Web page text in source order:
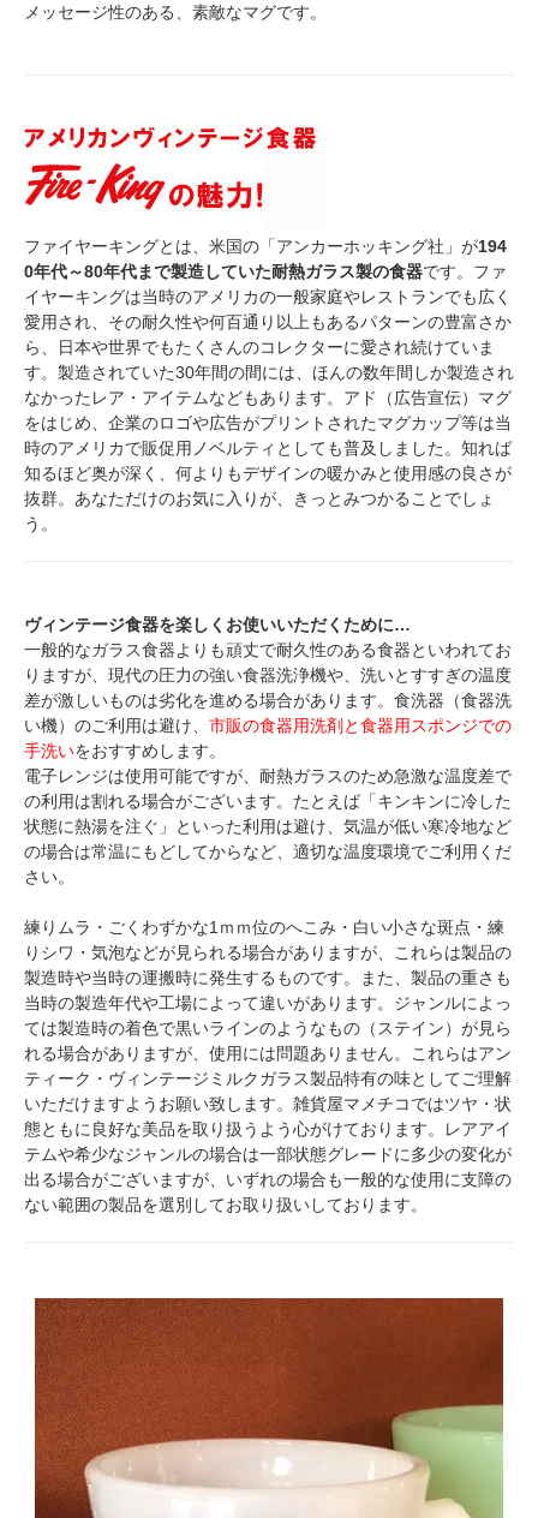
メッセージ性のある、素敵なマグです。
ファイヤーキングとは、米国の「アンカーホッキング社」が194
0年代～80年代まで製造していた耐熱ガラス製の食器です。ファ
イヤーキングは当時のアメリカの一般家庭やレストランでも広く
愛用され、その耐久性や何百通り以上もあるパターンの豊富さか
ら、日本や世界でもたくさんのコレクターに愛され続けていま
す。製造されていた30年間の間には、ほんの数年間しか製造され
なかったレア・アイテムなどもあります。アド（広告宣伝）マグ
をはじめ、企業のロゴや広告がプリントされたマグカップ等は当
時のアメリカで販促用ノベルティとしても普及しました。知れば
知るほど奥が深く、何よりもデザインの暖かみと使用感の良さが
抜群。あなただけのお気に入りが、きっとみつかることでしょ
う。
ヴィンテージ食器を楽しくお使いいただくために…
一般的なガラス食器よりも頑丈で耐久性のある食器といわれてお
りますが、現代の圧力の強い食器洗浄機や、洗いとすすぎの温度
差が激しいものは劣化を進める場合があります。食洗器（食器洗
い機）のご利用は避け、 市販の食器用洗剤と食器用スポンジでの
手洗いをおすすめします。
電子レンジは使用可能ですが、耐熱ガラスのため急激な温度差で
の利用は割れる場合がございます。たとえば「キンキンに冷した
状態に熱湯を注ぐ」といった利用は避け、気温が低い寒冷地など
の場合は常温にもどしてからなど、適切な温度環境でご利用くだ
さい。
練りムラ・ごくわずかな1ｍｍ位のへこみ・白い小さな斑点・練
りシワ・気泡などが見られる場合がありますが、これらは製品の
製造時や当時の運搬時に発生するものです。また、製品の重さも
当時の製造年代や工場によって違いがあります。ジャンルによっ
ては製造時の着色で黒いラインのようなもの（ステイン）が見ら
れる場合がありますが、使用には問題ありません。これらはアン
ティーク・ヴィンテージミルクガラス製品特有の味としてご理解
いただけますようお願い致します。雑貨屋マメチコではツヤ・状
態ともに良好な美品を取り扱うよう心がけております。レアアイ
テムや希少なジャンルの場合は一部状態グレードに多少の変化が
出る場合がございますが、いずれの場合も一般的な使用に支障の
ない範囲の製品を選別してお取り扱いしております。